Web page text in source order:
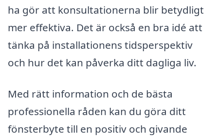
ha gör att konsultationerna blir betydligt
mer effektiva. Det är också en bra idé att
tänka på installationens tidsperspektiv
och hur det kan påverka ditt dagliga liv.
Med rätt information och de bästa
professionella råden kan du göra ditt
fönsterbyte till en positiv och givande